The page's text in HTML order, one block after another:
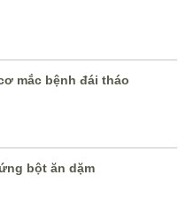
mắc bệnh đái tháo
bột ăn dặm